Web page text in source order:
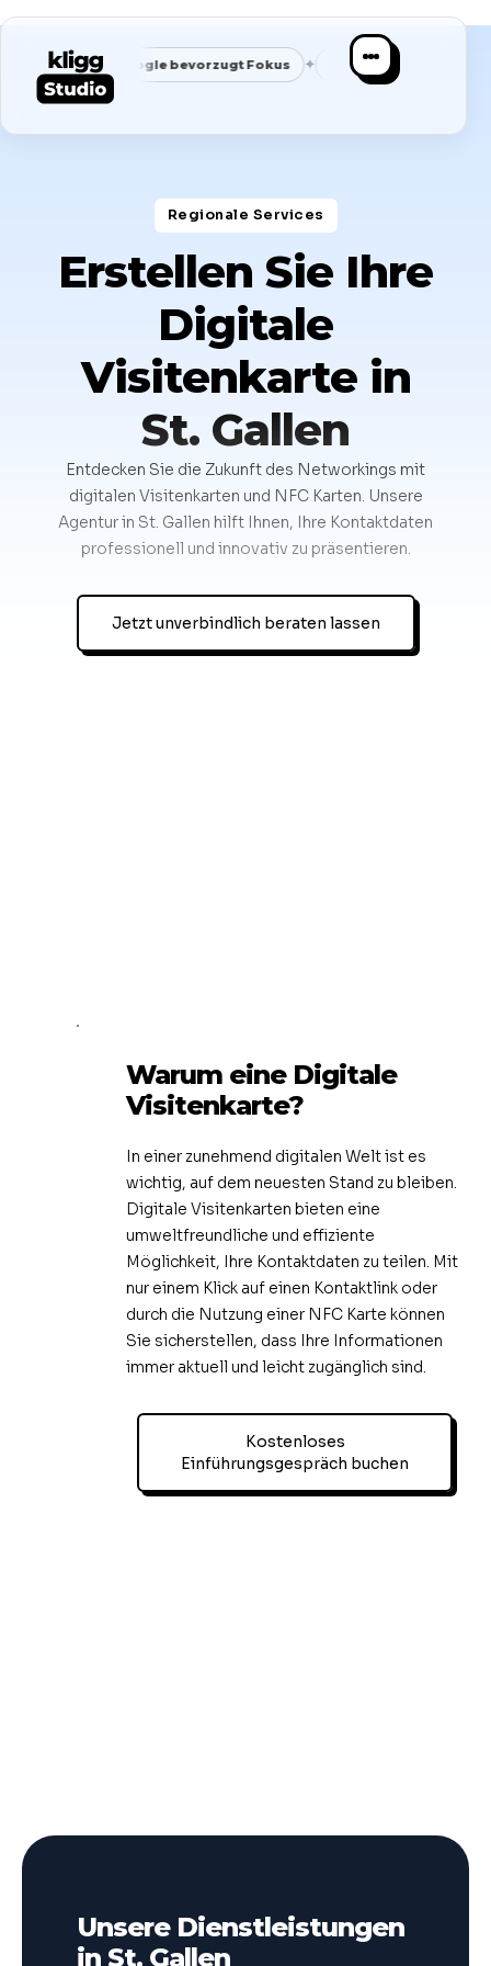
Google bevorzugt Fokus ✦ Passende Anfragen statt Masse
Regionale Services​
Erstellen Sie Ihre
Digitale
Visitenkarte in
St. Gallen
Entdecken Sie die Zukunft des Networkings mit
digitalen Visitenkarten und NFC Karten. Unsere
Agentur in St. Gallen hilft Ihnen, Ihre Kontaktdaten
professionell und innovativ zu präsentieren.
Jetzt unverbindlich beraten lassen
Warum eine Digitale
Visitenkarte?
In einer zunehmend digitalen Welt ist es
wichtig, auf dem neuesten Stand zu bleiben.
Digitale Visitenkarten bieten eine
umweltfreundliche und effiziente
Möglichkeit, Ihre Kontaktdaten zu teilen. Mit
nur einem Klick auf einen Kontaktlink oder
durch die Nutzung einer NFC Karte können
Sie sicherstellen, dass Ihre Informationen
immer aktuell und leicht zugänglich sind.
Kostenloses
Einführungsgespräch buchen
Unsere Dienstleistungen
in St. Gallen